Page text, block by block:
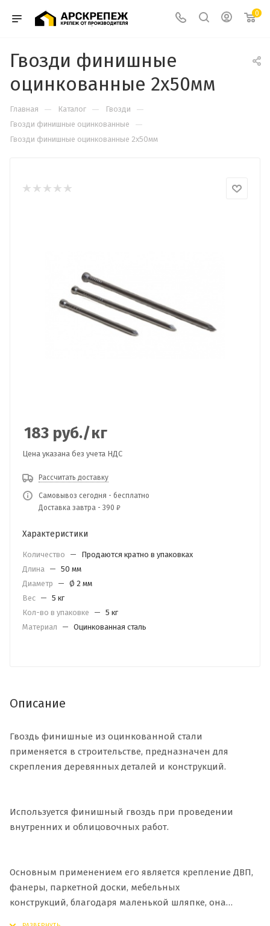
0
Гвозди финишные
оцинкованные 2х50мм
Главная — Каталог — Гвозди —
Гвозди финишные оцинкованные —
Гвозди финишные оцинкованные 2х50мм
183 руб./кг
Цена указана без учета НДС
Рассчитать доставку
Самовывоз сегодня - бесплатно
Доставка завтра - 390 ₽
Характеристики
Количество —
Продаются кратно в упаковках
Длина — 50 мм
Диаметр
— Ø 2 мм
Вес — 5 кг
Кол-во в упаковке
— 5 кг
Материал
— Оцинкованная сталь
Описание
Гвоздь финишные из оцинкованной стали
применяется в строительстве, предназначен для
скрепления деревянных деталей и конструкций.
Используется финишный гвоздь при проведении
внутренних и облицовочных работ.
Основным применением его является крепление ДВП,
фанеры, паркетной доски, мебельных
конструкций, благодаря маленькой шляпке, она